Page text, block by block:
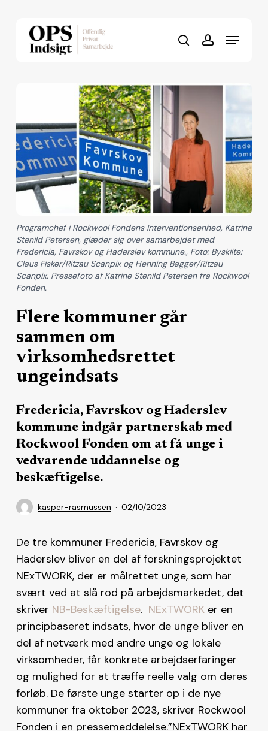
searchaccount
Menu
Flere kommuner går
sammen om
virksomhedsrettet
ungeindsats
Fredericia, Favrskov og Haderslev
kommune indgår partnerskab med
Rockwool Fonden om at få unge i
vedvarende uddannelse og
beskæftigelse.
kasper-rasmussen 02/10/2023
Programchef i Rockwool Fondens Interventionsenhed, Katrine
Stenild Petersen, glæder sig over samarbejdet med
Fredericia, Favrskov og Haderslev kommune., Foto: Byskilte:
Claus Fisker/Ritzau Scanpix og Henning Bagger/Ritzau
Scanpix. Pressefoto af Katrine Stenild Petersen fra Rockwool
Fonden.
De tre kommuner Fredericia, Favrskov og
Haderslev bliver en del af forskningsprojektet
NExTWORK, der er målrettet unge, som har
svært ved at slå rod på arbejdsmarkedet, det
skriver NB-Beskæftigelse. NExTWORKer en
principbaseret indsats, hvor de unge bliver en
del af netværk med andre unge og lokale
virksomheder, får konkrete arbejdserfaringer
og mulighed for at træffe reelle valg om deres
forløb. De første unge starter op i de nye
kommuner fra oktober 2023, skriver Rockwool
Fonden i en pressemeddelelse.”NExTWORK har
Close